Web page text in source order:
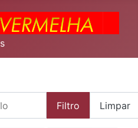
Filtro Limpar